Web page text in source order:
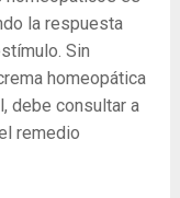
la respuesta
Sin
homeopática
debe consultar a
remedio